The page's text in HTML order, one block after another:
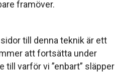
framöver.
till denna teknik är ett
att fortsätta under
till varför vi ”enbart” släpper